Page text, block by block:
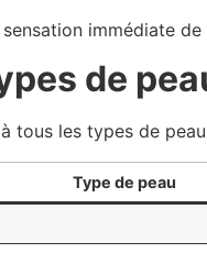
immédiate
de
tous les types de
Type de peau